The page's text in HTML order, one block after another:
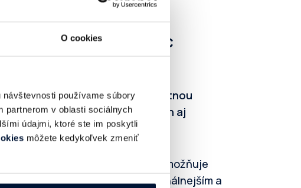
O cookies
používame súbory
partnerom v oblasti sociálnych
údajmi, ktoré ste im poskytli
môžete kedykoľvek zmeniť
celej spolupráce.
čo na členstve najviac
marketing je plnohodnotnou
o štandardoch, reguláciách aj
ľudí z rôznych oblastí digitálu – umožňuje
hry, ktoré robia náš trh profesionálnejším a